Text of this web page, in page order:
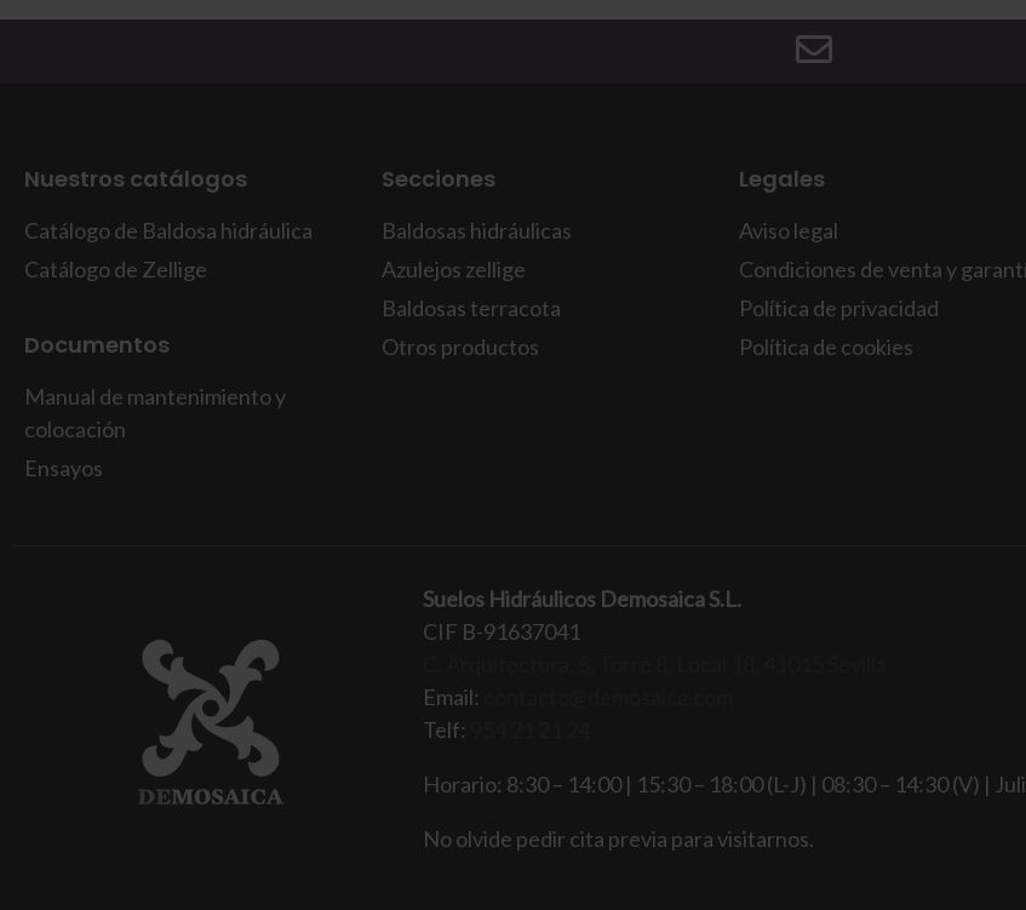
Nuestros catálogos
Catálogo de Baldosa hidráulica
Catálogo de Zellige
Documentos
Manual de mantenimiento y
colocación
Ensayos
Secciones
Baldosas hidráulicas
Azulejos zellige
Baldosas terracota
Otros productos
Legales
Aviso legal
Condiciones de venta y
Política de privacidad
Política de cookies
Suelos Hidráulicos Demosaica S.L.
CIF B-91637041
Email:
Telf:
Horario: 8:30 – 14:00 | 15:30 – 18:00 (L-J) | 08:30 – 14:30 (V) |
No olvide pedir cita previa para visitarnos.